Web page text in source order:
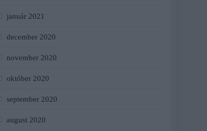
január 2021
december 2020
november 2020
október 2020
september 2020
august 2020